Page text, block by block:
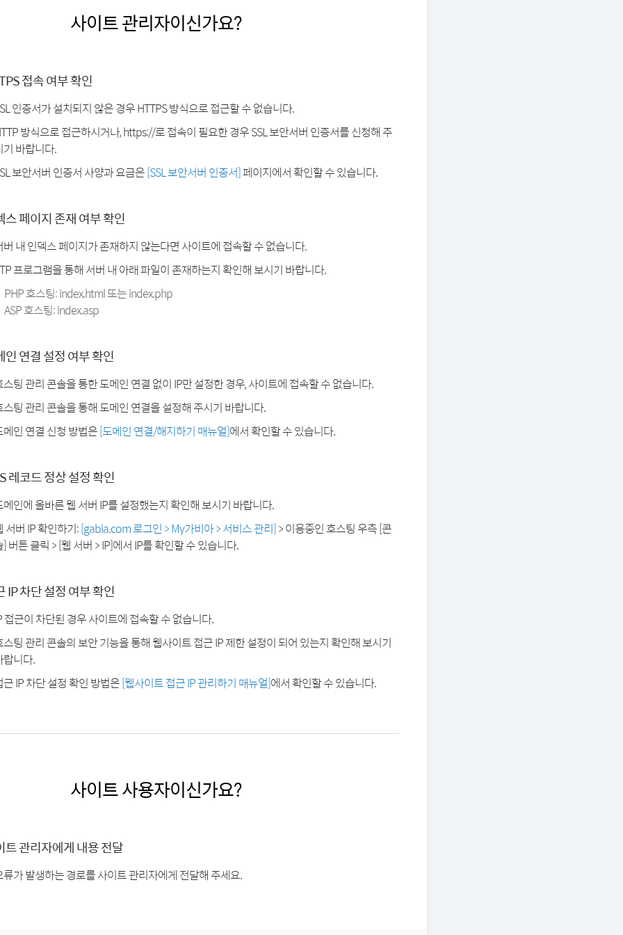
사이트 관리자이신가요?
접속 여부 확인
인증서가 설치되지 않은 경우 HTTPS 방식으로 접근할 수 없습니다.
방식으로 접근하시거나, https://로 접속이 필요한 경우 SSL 보안서버 인증서를 신청해 주
기 바랍니다.
보안서버 인증서 사양과 요금은[SSL 보안서버 인증서]페이지에서 확인할 수 있습니다.
스 페이지 존재 여부 확인
버 내 인덱스 페이지가 존재하지 않는다면 사이트에 접속할 수 없습니다.
프로그램을 통해 서버 내 아래 파일이 존재하는지 확인해 보시기 바랍니다.
PHP 호스팅: index.html 또는 index.php
ASP 호스팅: index.asp
인 연결 설정 여부 확인
스팅 관리 콘솔을 통한 도메인 연결 없이 IP만 설정한 경우, 사이트에 접속할 수 없습니다.
스팅 관리 콘솔을 통해 도메인 연결을 설정해 주시기 바랍니다.
메인 연결 신청 방법은[도메인 연결/해지하기 매뉴얼]에서 확인할 수 있습니다.
레코드 정상 설정 확인
메인에 올바른 웹 서버 IP를 설정했는지 확인해 보시기 바랍니다.
서버 IP 확인하기:[gabia.com 로그인 > My가비아 > 서비스 관리]> 이용중인 호스팅 우측 [콘
] 버튼 클릭 > [웹 서버 > IP]에서 IP를 확인할 수 있습니다.
IP 차단 설정 여부 확인
접근이 차단된 경우 사이트에 접속할 수 없습니다.
스팅 관리 콘솔의 보안 기능을 통해 웹사이트 접근 IP 제한 설정이 되어 있는지 확인해 보시기
랍니다.
근 IP 차단 설정 확인 방법은[웹사이트 접근 IP 관리하기 매뉴얼]에서 확인할 수 있습니다.
사이트 사용자이신가요?
트 관리자에게 내용 전달
류가 발생하는 경로를 사이트 관리자에게 전달해 주세요.